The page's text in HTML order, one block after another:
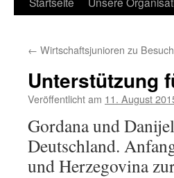
← Wirtschaftsjunioren zu Besuch
Unterstützung
Veröffentlicht am 11. August
Gordana und
Deutschland.
und Herzegovina